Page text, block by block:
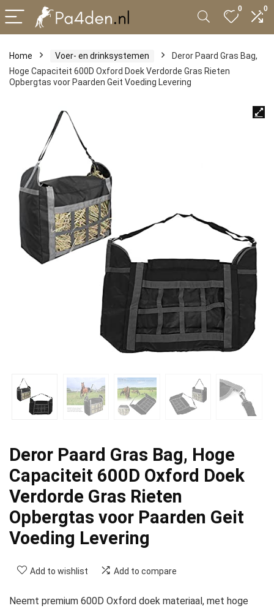
0 0
Home Voer- en drinksystemen
Deror Paard Gras Bag,
Hoge Capaciteit 600D Oxford Doek Verdorde Gras Rieten
Opbergtas voor Paarden Geit Voeding Levering
Deror Paard Gras Bag, Hoge
Capaciteit 600D Oxford Doek
Verdorde Gras Rieten
Opbergtas voor Paarden Geit
Voeding Levering
Add to wishlist Add to compare
Neemt premium 600D Oxford doek materiaal, met hoge